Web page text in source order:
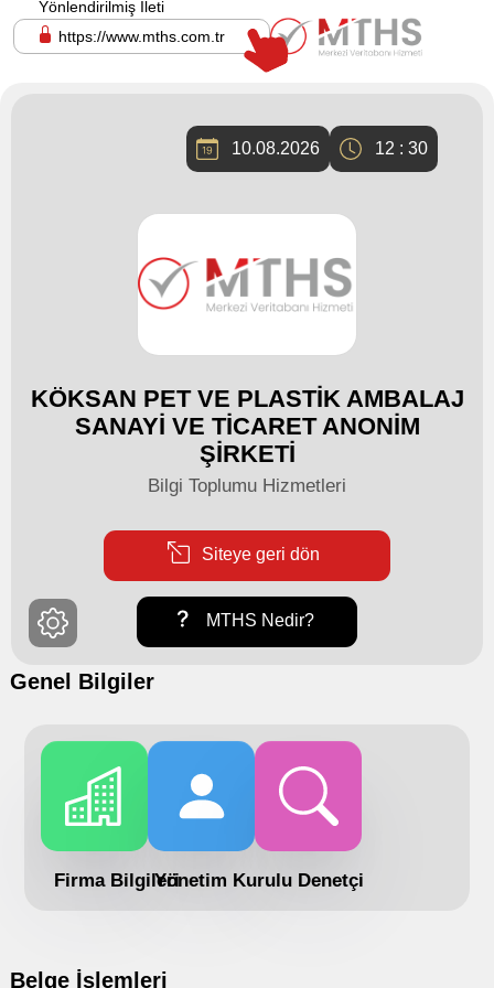
https://www.mths.com.tr
Yönlendirilmiş İleti
10.08.2026 12 : 30
KÖKSAN PET VE PLASTİK AMBALAJ
SANAYİ VE TİCARET ANONİM
ŞİRKETİ
Bilgi Toplumu Hizmetleri
Siteye geri dön
MTHS Nedir?
Genel Bilgiler
Firma BilgileriYönetim Kurulu Denetçi
Belge İşlemleri